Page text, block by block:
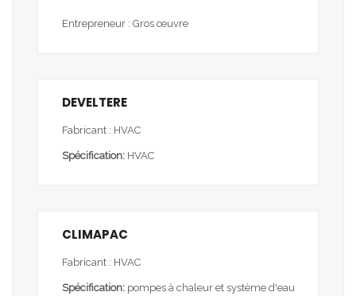
Entrepreneur : Gros œuvre
DEVELTERE
Fabricant : HVAC
Spécification: HVAC
CLIMAPAC
Fabricant : HVAC
Spécification: pompes à chaleur et système d'eau